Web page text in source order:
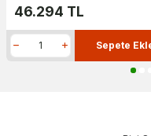
46.294 TL
Sepete